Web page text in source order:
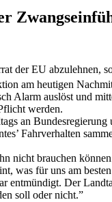
EU abzulehnen,
am heutigen
Alarm auslöst und
werden.
an
Fahrverhalten
brauchen
was für uns am
Der
soll oder nicht.”